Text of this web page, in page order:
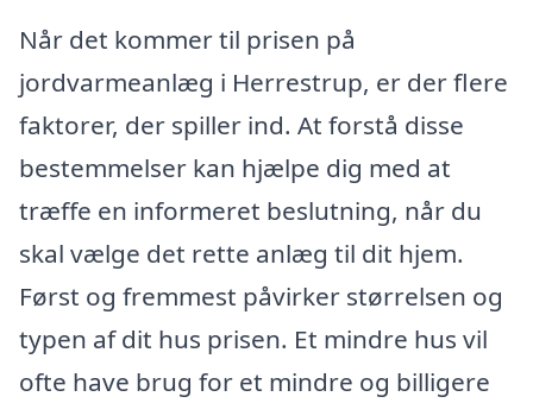
Når det kommer til prisen på
jordvarmeanlæg i Herrestrup, er der flere
faktorer, der spiller ind. At forstå disse
bestemmelser kan hjælpe dig med at
træffe en informeret beslutning, når du
skal vælge det rette anlæg til dit hjem.
Først og fremmest påvirker størrelsen og
typen af dit hus prisen. Et mindre hus vil
ofte have brug for et mindre og billigere